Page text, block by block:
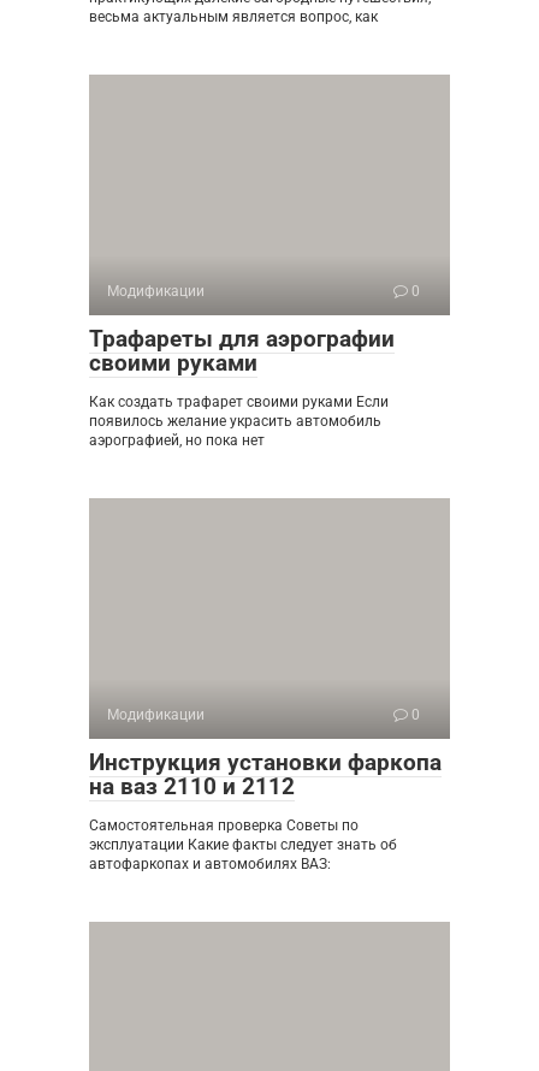
весьма актуальным является вопрос, как
Модификации 0
Трафареты для аэрографии
своими руками
Как создать трафарет своими руками Если
появилось желание украсить автомобиль
аэрографией, но пока нет
Модификации 0
Инструкция установки фаркопа
на ваз 2110 и 2112
Самостоятельная проверка Советы по
эксплуатации Какие факты следует знать об
автофаркопах и автомобилях ВАЗ: